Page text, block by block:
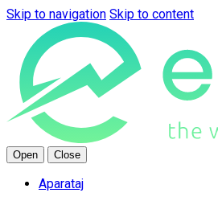
Skip to navigation Skip to content
Open Close
Aparataj